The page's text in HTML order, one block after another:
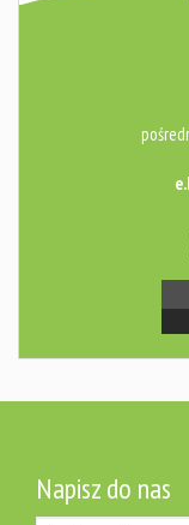
Napisz do nas